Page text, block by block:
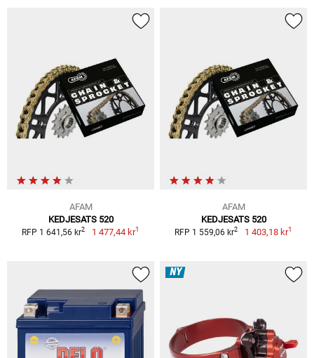
AFAM
KEDJESATS 520
RFP 1 641,56 kr2 1 477,44 kr1
AFAM
KEDJESATS 520
RFP 1 559,06 kr2 1 403,18 kr1
NY